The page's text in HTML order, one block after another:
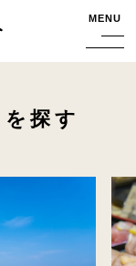
MENU
探す